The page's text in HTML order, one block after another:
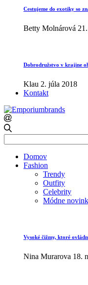
Cestujeme do exotiky so
Betty Molnárová
Dobrodružstvo v krajine
Klau 2. júla 2018
Kontakt
for:
Domov
Fashion
Trendy
Outfity
Celebrity
Módne
Vysoké čižmy, ktoré
Nina Murarova 18.